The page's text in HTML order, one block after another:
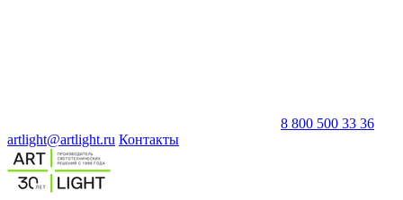
8 800 500 33 36
artlight@artlight.ru Контакты